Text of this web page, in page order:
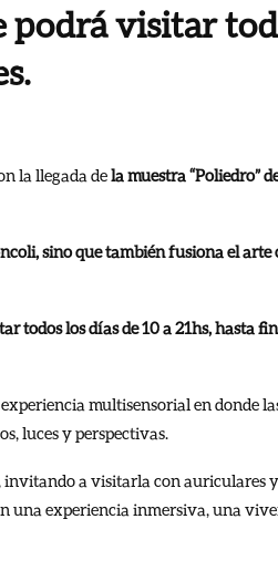
podrá visitar
la llegada dela muestra “Poliedro”
sino que también fusiona el arte
todos los días de 10 a 21hs, hasta fin
multisensorial en donde
luces y perspectivas.
invitando a visitarla con auriculares
una experiencia inmersiva, una